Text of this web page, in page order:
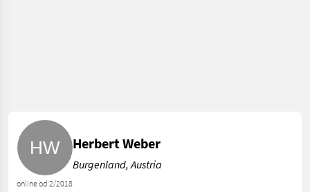
online od 2/2018
Herbert Weber
Burgenland, Austria